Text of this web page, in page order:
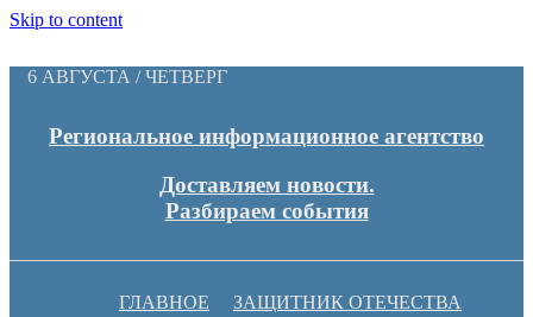
Skip to content
6 АВГУСТА / ЧЕТВЕРГ
Региональное информационное агентство
Доставляем новости.
Разбираем события
ГЛАВНОЕ ЗАЩИТНИК ОТЕЧЕСТВА